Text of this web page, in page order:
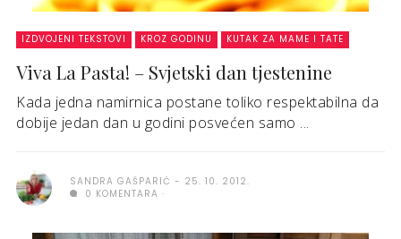
IZDVOJENI TEKSTOVI KROZ GODINU KUTAK ZA MAME I TATE
Viva La Pasta! – Svjetski dan tjestenine
Kada jedna namirnica postane toliko respektabilna da
dobije jedan dan u godini posvećen samo ...
SANDRA GAŠPARIĆ
25. 10. 2012.
0 KOMENTARA